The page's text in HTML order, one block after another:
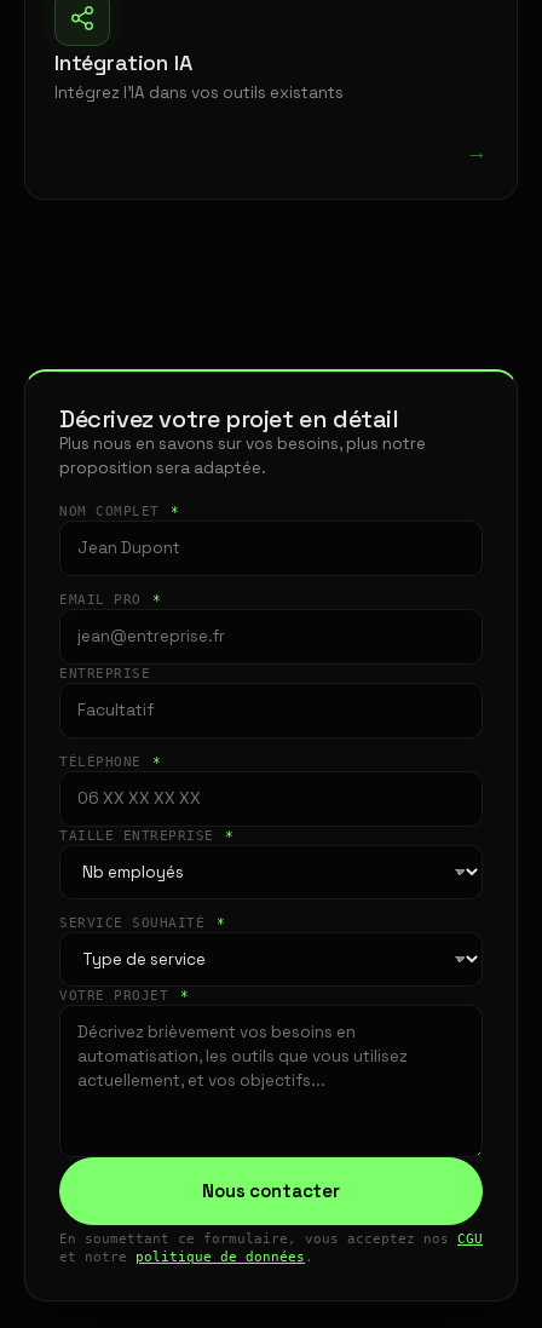
Intégration IA
Intégrez l'IA dans vos outils existants
→
Décrivez votre projet en détail
Plus nous en savons sur vos besoins, plus notre
proposition sera adaptée.
NOM COMPLET *
EMAIL PRO *
ENTREPRISE
TÉLÉPHONE *
TAILLE ENTREPRISE *
SERVICE SOUHAITÉ *
VOTRE PROJET *
Nous contacter
En soumettant ce formulaire, vous acceptez nos CGU
et notre politique de données .